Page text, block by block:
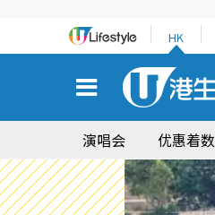
HK
演唱会 优惠着数